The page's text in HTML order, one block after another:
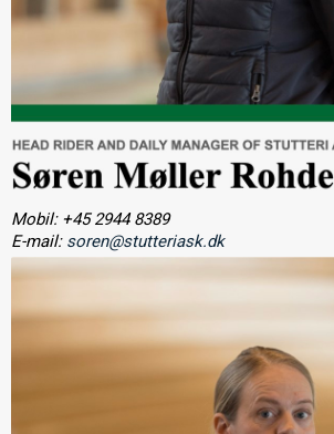
Mobil: +45 2944 8389
E-mail: soren@stutteriask.dk